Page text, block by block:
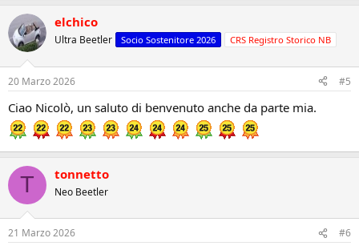
elchico
Ultra Beetler Socio Sostenitore 2026 CRS Registro Storico NB
20 Marzo 2026 #5
Ciao Nicolò, un saluto di benvenuto anche da parte mia.
T tonnetto
Neo Beetler
21 Marzo 2026 #6